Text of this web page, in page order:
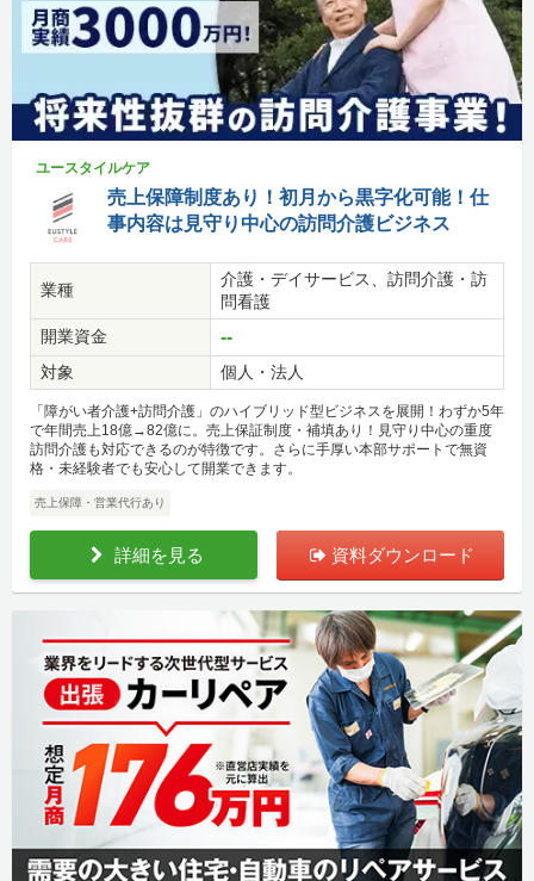
ユースタイルケア
売上保障制度あり！初月から黒字化可能！仕
事内容は見守り中心の訪問介護ビジネス
業種
介護・デイサービス、訪問介護・訪
問看護
開業資金
--
対象 個人・法人
「障がい者介護+訪問介護」のハイブリッド型ビジネスを展開！わずか5年
で年間売上18億→82億に。売上保証制度・補填あり！見守り中心の重度
訪問介護も対応できるのが特徴です。さらに手厚い本部サポートで無資
格・未経験者でも安心して開業できます。
売上保障・営業代行あり
詳細を見る 資料ダウンロード